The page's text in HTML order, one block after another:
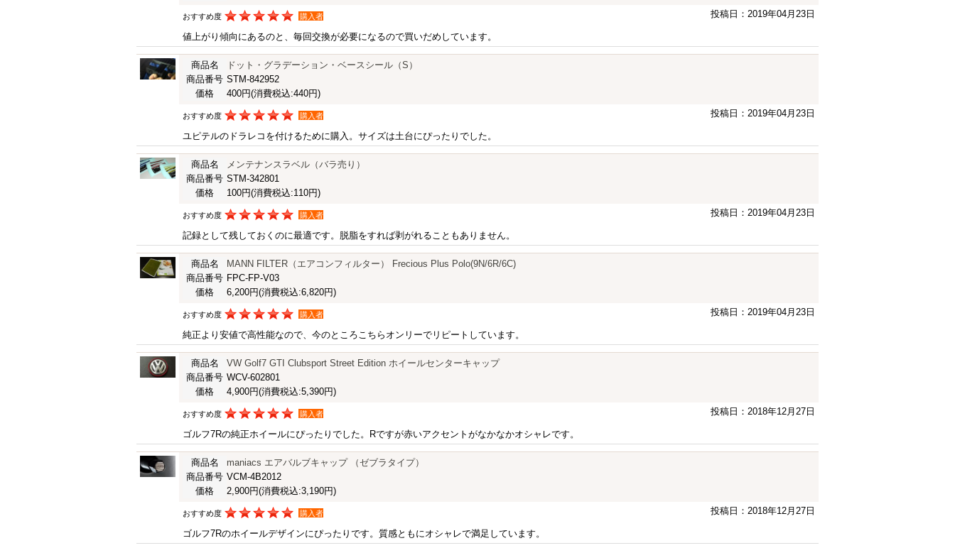
投稿日：2019年04月23日
おすすめ度 購入者
値上がり傾向にあるのと、毎回交換が必要になるので買いだめしています。
商品名
ドット・グラデーション・ベースシール（S）
商品番号 STM-842952
価格
400円(消費税込:440円)
投稿日：2019年04月23日
おすすめ度 購入者
ユピテルのドラレコを付けるために購入。サイズは土台にぴったりでした。
商品名
メンテナンスラベル（バラ売り）
商品番号 STM-342801
価格
100円(消費税込:110円)
投稿日：2019年04月23日
おすすめ度 購入者
記録として残しておくのに最適です。脱脂をすれば剥がれることもありません。
商品名
MANN FILTER（エアコンフィルター） Frecious Plus Polo(9N/6R/6C)
商品番号 FPC-FP-V03
価格
6,200円(消費税込:6,820円)
投稿日：2019年04月23日
おすすめ度 購入者
純正より安値で高性能なので、今のところこちらオンリーでリピートしています。
商品名
VW Golf7 GTI Clubsport Street Edition ホイールセンターキャップ
商品番号 WCV-602801
価格
4,900円(消費税込:5,390円)
投稿日：2018年12月27日
おすすめ度 購入者
ゴルフ7Rの純正ホイールにぴったりでした。Rですが赤いアクセントがなかなかオシャレです。
商品名
maniacs エアバルブキャップ （ゼブラタイプ）
商品番号 VCM-4B2012
価格
2,900円(消費税込:3,190円)
投稿日：2018年12月27日
おすすめ度 購入者
ゴルフ7Rのホイールデザインにぴったりです。質感ともにオシャレで満足しています。